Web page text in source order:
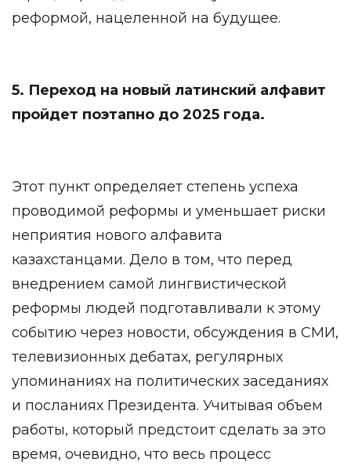
реформой, нацеленной на будущее.
5. Переход на новый латинский алфавит
пройдет поэтапно до 2025 года.
Этот пункт определяет степень успеха
проводимой реформы и уменьшает риски
неприятия нового алфавита
казахстанцами. Дело в том, что перед
внедрением самой лингвистической
реформы людей подготавливали к этому
событию через новости, обсуждения в СМИ,
телевизионных дебатах, регулярных
упоминаниях на политических заседаниях
и посланиях Президента. Учитывая объем
работы, который предстоит сделать за это
время, очевидно, что весь процесс